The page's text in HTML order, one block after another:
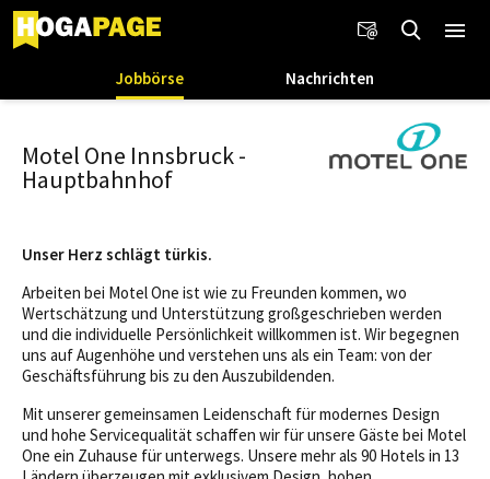
Jobbörse Nachrichten
Motel One Innsbruck -
Hauptbahnhof
Unser Herz schlägt türkis.
Arbeiten bei Motel One ist wie zu Freunden kommen, wo
Wertschätzung und Unterstützung großgeschrieben werden
und die individuelle Persönlichkeit willkommen ist. Wir begegnen
uns auf Augenhöhe und verstehen uns als ein Team: von der
Geschäftsführung bis zu den Auszubildenden.
Mit unserer gemeinsamen Leidenschaft für modernes Design
und hohe Servicequalität schaffen wir für unsere Gäste bei Motel
One ein Zuhause für unterwegs. Unsere mehr als 90 Hotels in 13